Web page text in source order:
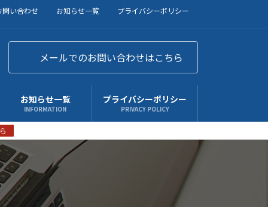
問い合わせ お知らせ一覧 プライバシーポリシー
メールでのお問い合わせはこちら
お知らせ一覧
INFORMATION
プライバシーポリシー
PRIVACY POLICY